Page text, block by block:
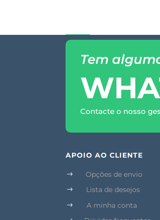
Tem
Contacte o nosso
APOIO AO CLIENTE
$ Opções de envio
$ Lista de desejos
$ A minha conta